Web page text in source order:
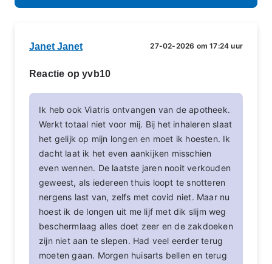
Janet Janet 27-02-2026 om 17:24 uur
Reactie op yvb10
Ik heb ook Viatris ontvangen van de apotheek.
Werkt totaal niet voor mij. Bij het inhaleren slaat
het gelijk op mijn longen en moet ik hoesten. Ik
dacht laat ik het even aankijken misschien
even wennen. De laatste jaren nooit verkouden
geweest, als iedereen thuis loopt te snotteren
nergens last van, zelfs met covid niet. Maar nu
hoest ik de longen uit me lijf met dik slijm weg
beschermlaag alles doet zeer en de zakdoeken
zijn niet aan te slepen. Had veel eerder terug
moeten gaan. Morgen huisarts bellen en terug